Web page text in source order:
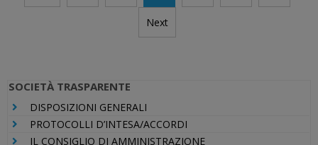
articoli
Next
SOCIETÀ TRASPARENTE
DISPOSIZIONI GENERALI
PROTOCOLLI D’INTESA/ACCORDI
IL CONSIGLIO DI AMMINISTRAZIONE